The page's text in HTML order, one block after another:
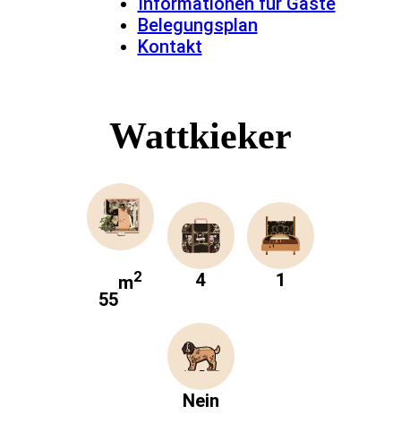
Belegungsplan
Kontakt
Wattkieker
55
m2 4 1
Nein